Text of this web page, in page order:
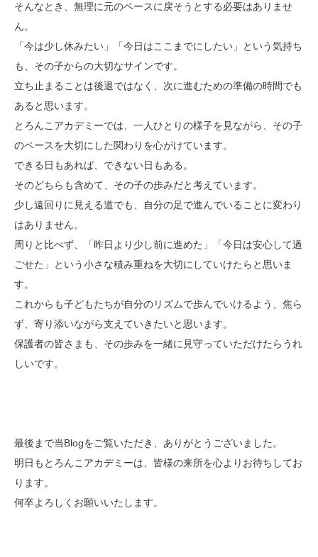
そんなとき、無理に元のペースに戻そうとする必要はありませ
ん。
「今は少し休みたい」「今日はここまでにしたい」という気持ち
も、その子からの大切なサインです。
立ち止まることは後退ではなく、次に進むための準備の時間でも
あると思います。
とろんこアカデミーでは、一人ひとりの様子を見ながら、その子
のペースを大切にした関わりを心がけています。
できる日もあれば、できない日もある。
そのどちらも含めて、その子の歩みだと考えています。
少し遠回りに見える道でも、自分の足で進んでいることに変わり
はありません。
周りと比べず、「昨日より少し前に進めた」「今日は安心して過
ごせた」という小さな積み重ねを大切にしていけたらと思いま
す。
これからも子どもたちが自分のリズムで歩んでいけるよう、焦ら
ず、寄り添いながら支えていきたいと思います。
保護者の皆さまも、その歩みを一緒に見守っていただけたらうれ
しいです。
最後まで当Blogをご覧いただき、ありがとうございました。
明日もとろんこアカデミーは、皆様の来所を心よりお待ちしてお
ります。
何卒よろしくお願いいたします。